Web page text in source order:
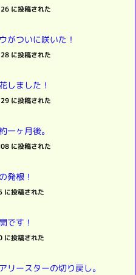
に投稿された
がついに咲いた！
に投稿された
しました！
に投稿された
一ヶ月後。
に投稿された
発根！
投稿された
です！
投稿された
リースターの切り戻し。